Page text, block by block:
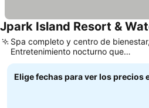
Jpark Island Resort &
Spa completo y centro de bienestar,
Entretenimiento nocturno que
engancha
Elige fechas para ver los precios